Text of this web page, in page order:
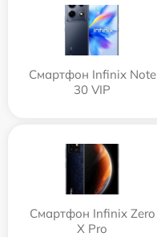
Смартфон Infinix Note
30 VIP
Смартфон Infinix Zero
X Pro